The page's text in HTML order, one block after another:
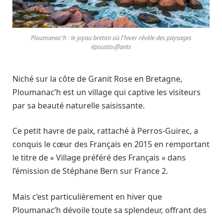
Ploumanac'h : le joyau breton où l'hiver révèle des paysages
époustouflants
Niché sur la côte de Granit Rose en Bretagne,
Ploumanac’h est un village qui captive les visiteurs
par sa beauté naturelle saisissante.
Ce petit havre de paix, rattaché à Perros-Guirec, a
conquis le cœur des Français en 2015 en remportant
le titre de « Village préféré des Français » dans
l’émission de Stéphane Bern sur France 2.
Mais c’est particulièrement en hiver que
Ploumanac’h dévoile toute sa splendeur, offrant des